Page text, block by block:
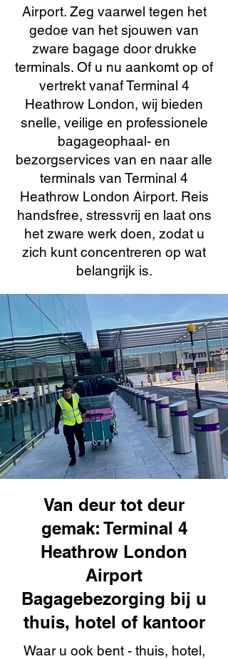
Airport. Zeg vaarwel tegen het
gedoe van het sjouwen van
zware bagage door drukke
terminals. Of u nu aankomt op of
vertrekt vanaf Terminal 4
Heathrow London, wij bieden
snelle, veilige en professionele
bagageophaal- en
bezorgservices van en naar alle
terminals van Terminal 4
Heathrow London Airport. Reis
handsfree, stressvrij en laat ons
het zware werk doen, zodat u
zich kunt concentreren op wat
belangrijk is.
Van deur tot deur
gemak: Terminal 4
Heathrow London
Airport
Bagagebezorging bij u
thuis, hotel of kantoor
Waar u ook bent - thuis, hotel,